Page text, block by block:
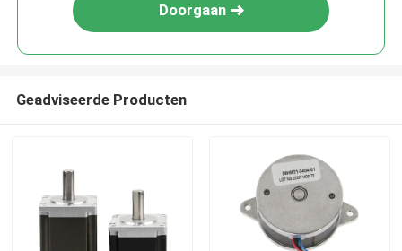
Doorgaan
Geadviseerde Producten